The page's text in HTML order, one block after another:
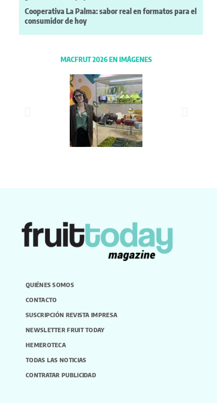
Cooperativa La Palma: sabor real en formatos para el
consumidor de hoy
MACFRUT 2026 EN IMÁGENES
QUIÉNES SOMOS
CONTACTO
SUSCRIPCIÓN REVISTA IMPRESA
NEWSLETTER FRUIT TODAY
HEMEROTECA
TODAS LAS NOTICIAS
CONTRATAR PUBLICIDAD